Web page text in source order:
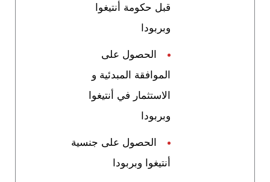
قبل حكومة أنتيغوا
وبربودا
الحصول على
الموافقة المبدئية و
الاستثمار في أنتيغوا
وبربودا
الحصول على جنسية
أنتيغوا وبربودا